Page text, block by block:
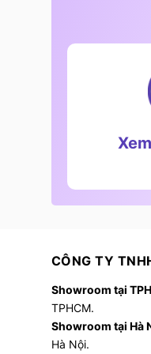
CÔNG TY
Showroom tại
TPHCM.
Showroom tại Hà
Hà Nội.